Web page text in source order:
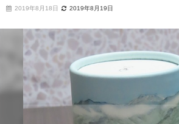
2019年8月18日 2019年8月19日